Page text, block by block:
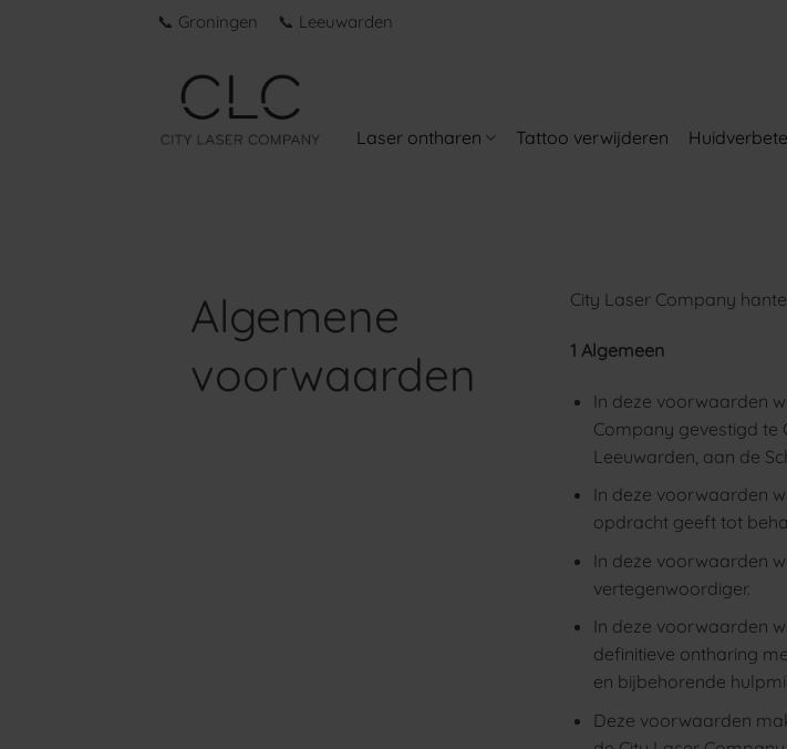
📞 Groningen 📞 Leeuwarden
Laser ontharen Tattoo verwijderen
Algemene
voorwaarden
City Laser Company
1 Algemeen
In deze voorwaarden
Company gevestigd te
Leeuwarden, aan de
In deze voorwaarden
opdracht geeft tot
In deze voorwaarden
vertegenwoordiger.
In deze voorwaarden
definitieve ontharing
en bijbehorende
Deze voorwaarden